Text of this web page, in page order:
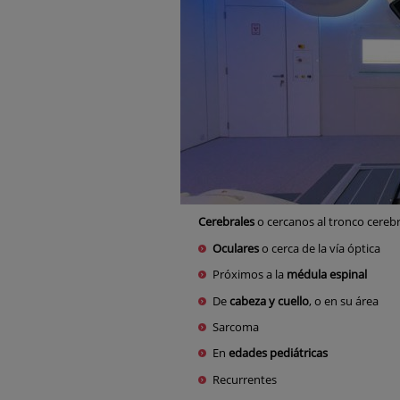
Cerebraleso cercanos al tronco
Oculareso cerca de la vía óptica
Próximos a la médula espinal
Decabeza y cuello, o en su área
Sarcoma
Enedades pediátricas
Recurrentes